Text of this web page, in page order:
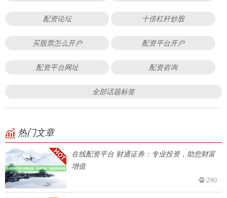
配资论坛 十倍杠杆炒股
买股票怎么开户 配资平台开户
配资平台网址 配资咨询
全部话题标签
热门文章
在线配资平台 财通证券：专业投资，助您财富
增值
290